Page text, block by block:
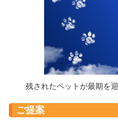
残されたペットが最期を
ご提案